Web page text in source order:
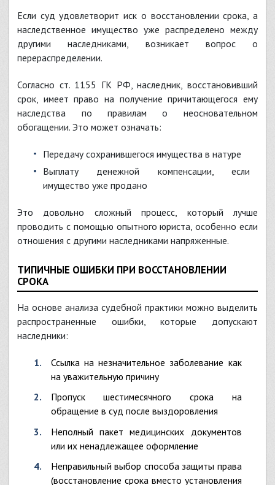
Если суд удовлетворит иск о восстановлении срока, а
наследственное имущество уже распределено между
другими наследниками, возникает вопрос о
перераспределении.
Согласно ст. 1155 ГК РФ, наследник, восстановивший
срок, имеет право на получение причитающегося ему
наследства по правилам о неосновательном
обогащении. Это может означать:
Передачу сохранившегося имущества в натуре
Выплату денежной компенсации, если
имущество уже продано
Это довольно сложный процесс, который лучше
проводить с помощью опытного юриста, особенно если
отношения с другими наследниками напряженные.
ТИПИЧНЫЕ ОШИБКИ ПРИ ВОССТАНОВЛЕНИИ
СРОКА
На основе анализа судебной практики можно выделить
распространенные ошибки, которые допускают
наследники:
Ссылка на незначительное заболевание как
на уважительную причину
Пропуск шестимесячного срока на
обращение в суд после выздоровления
Неполный пакет медицинских документов
или их ненадлежащее оформление
Неправильный выбор способа защиты права
(восстановление срока вместо установления